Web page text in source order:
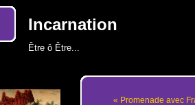
Incarnation
Être ô Être...
« Promenade avec